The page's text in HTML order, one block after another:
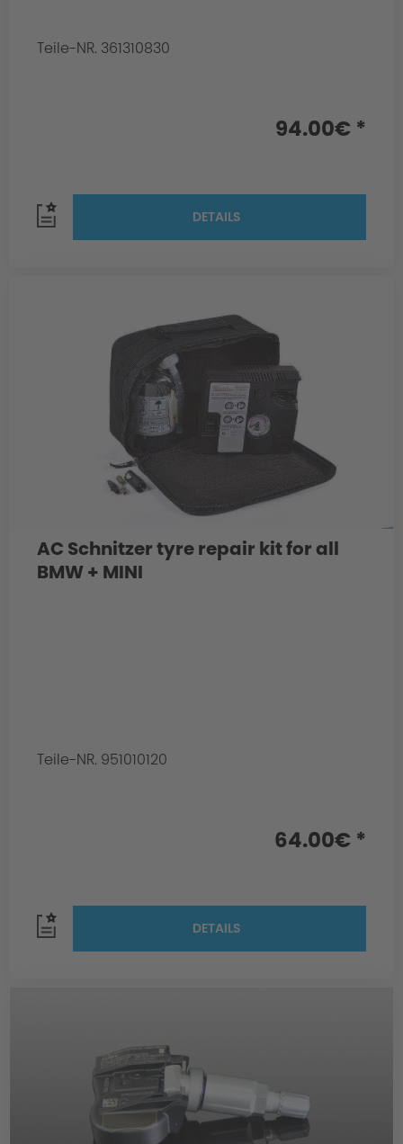
Teile-NR. 361310830
94.00€ *
DETAILS
AC Schnitzer tyre repair kit for all
BMW + MINI
Teile-NR. 951010120
64.00€ *
DETAILS